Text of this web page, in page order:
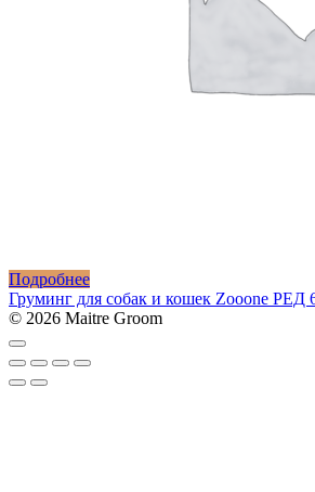
Подробнее
Груминг для собак и кошек Zooone РЕД
© 2026 Maitre Groom